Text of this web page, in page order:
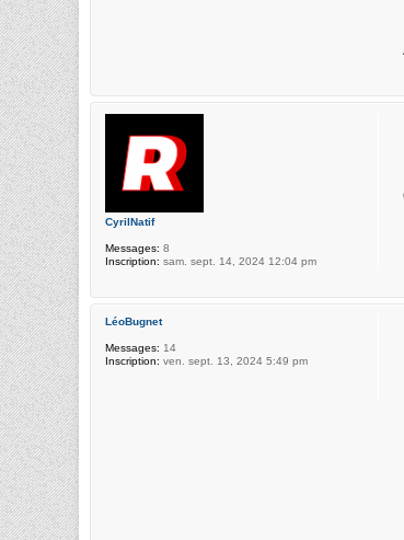
CyrilNatif
Messages: 8
Inscription: sam. sept. 14, 2024 12:04 pm
LéoBugnet
Messages: 14
Inscription: ven. sept. 13, 2024 5:49 pm